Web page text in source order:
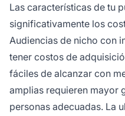
Las características de tu
significativamente los
Audiencias de nicho con
tener costos de
fáciles de alcanzar con
amplias requieren mayor
personas adecuadas. La